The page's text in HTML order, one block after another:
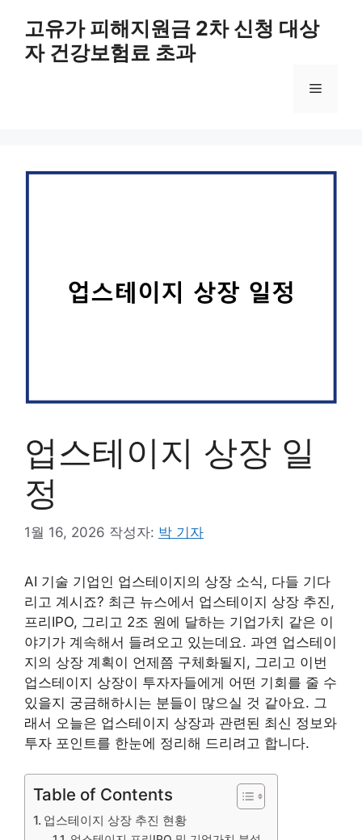
고유가 피해지원금 2차 신청 대상
자 건강보험료 초과
메
업스테이지 상장 일
정
1월 16, 2026 작성자: 박 기자
AI 기술 기업인 업스테이지의 상장 소식, 다들 기다
리고 계시죠? 최근 뉴스에서 업스테이지 상장 추진,
프리IPO, 그리고 2조 원에 달하는 기업가치 같은 이
야기가 계속해서 들려오고 있는데요. 과연 업스테이
지의 상장 계획이 언제쯤 구체화될지, 그리고 이번
업스테이지 상장이 투자자들에게 어떤 기회를 줄 수
있을지 궁금해하시는 분들이 많으실 것 같아요. 그
래서 오늘은 업스테이지 상장과 관련된 최신 정보와
투자 포인트를 한눈에 정리해 드리려고 합니다.
Table of Contents
업스테이지 상장 추진 현황